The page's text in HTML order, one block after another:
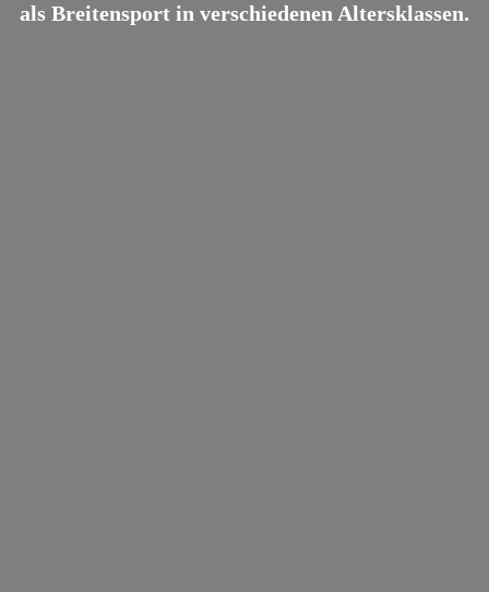
als Breitensport in verschiedenen Altersklassen.